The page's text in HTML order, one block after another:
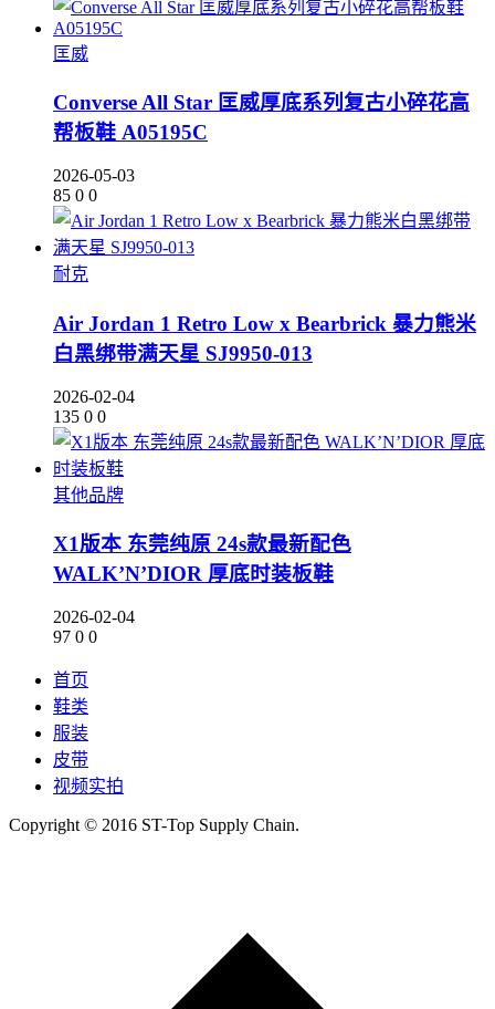
匡威
Converse All Star 匡威厚底系列复古小碎花高
帮板鞋 A05195C
2026-05-03
85 0 0
耐克
Air Jordan 1 Retro Low x Bearbrick 暴力熊米
白黑绑带满天星 SJ9950-013
2026-02-04
135 0 0
其他品牌
X1版本 东莞纯原 24s款最新配色
WALK’N’DIOR 厚底时装板鞋
2026-02-04
97 0 0
首页
鞋类
服装
皮带
视频实拍
Copyright © 2016 ST-Top Supply Chain.